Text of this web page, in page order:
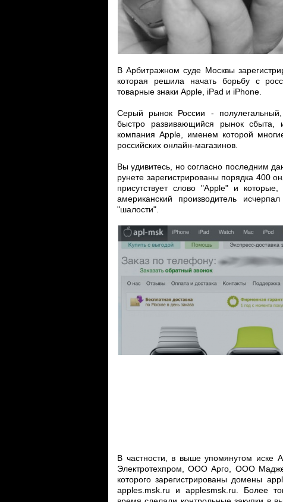
В Арбитражном суде Москвы
которая решила начать борьбу с
товарные знаки Apple, iPad и iPhone.
Серый рынок России -
быстро развивающийся рынок сбыта,
компания Apple, именем которой
российских онлайн-магазинов.
Вы удивитесь, но согласно последним
рунете зарегистрированы порядка 400
присутствует слово "Apple" и
американский производитель
"шалости".
В частности, в выше упомянутом
Электротехпром, ООО Арго, ООО
которого зарегистрированы домены
apples.msk.ru и applesmsk.ru. Более